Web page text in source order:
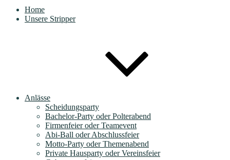
Home
Unsere Stripper
Anlässe
Scheidungsparty
Bachelor-Party oder Polterabend
Firmenfeier oder Teamevent
Abi-Ball oder Abschlussfeier
Motto-Party oder Themenabend
Private Hausparty oder Vereinsfeier